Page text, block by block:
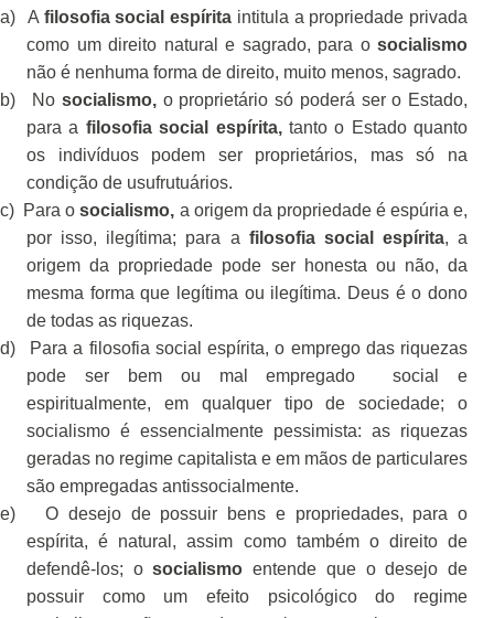
a)
A filosofia social espírita intitula a propriedade privada
como um direito natural e sagrado, para o socialismo
não é nenhuma forma de direito, muito menos, sagrado.
b)
No socialismo,o proprietário só poderá ser o Estado,
para a filosofia social espírita, tanto o Estado quanto
os indivíduos podem ser proprietários, mas só na
condição de usufrutuários.
c) Para osocialismo, a origem da propriedade é espúria e,
por isso, ilegítima; para a filosofia social espírita, a
origem da propriedade pode ser honesta ou não, da
mesma forma que legítima ou ilegítima. Deus é o dono
de todas as riquezas.
d)
Para a filosofia social espírita, o emprego das riquezas
pode ser bem ou mal empregado
social e
espiritualmente, em qualquer tipo de sociedade; o
socialismo é essencialmente pessimista: as riquezas
geradas no regime capitalista e em mãos de particulares
são empregadas antissocialmente.
e)
O desejo de possuir bens e propriedades, para o
espírita, é natural, assim como também o direito de
defendê-los; osocialismo entende que o desejo de
possuir como um efeito psicológico do regime